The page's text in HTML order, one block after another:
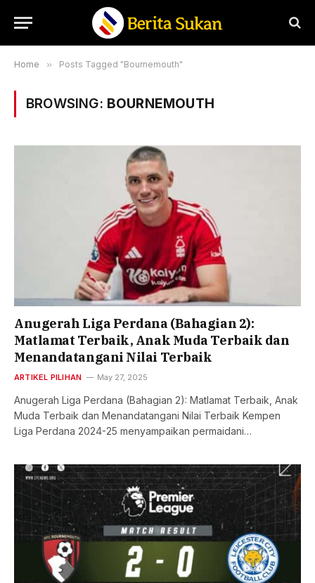
Home » Posts Tagged "Bournemouth"
BROWSING: BOURNEMOUTH
Anugerah Liga Perdana (Bahagian 2):
Matlamat Terbaik, Anak Muda Terbaik dan
Menandatangani Nilai Terbaik
ARTIKEL PILIHAN May 27, 2025
Anugerah Liga Perdana (Bahagian 2): Matlamat Terbaik, Anak
Muda Terbaik dan Menandatangani Nilai Terbaik Kempen
Liga Perdana 2024-25 menyampaikan permaidani…